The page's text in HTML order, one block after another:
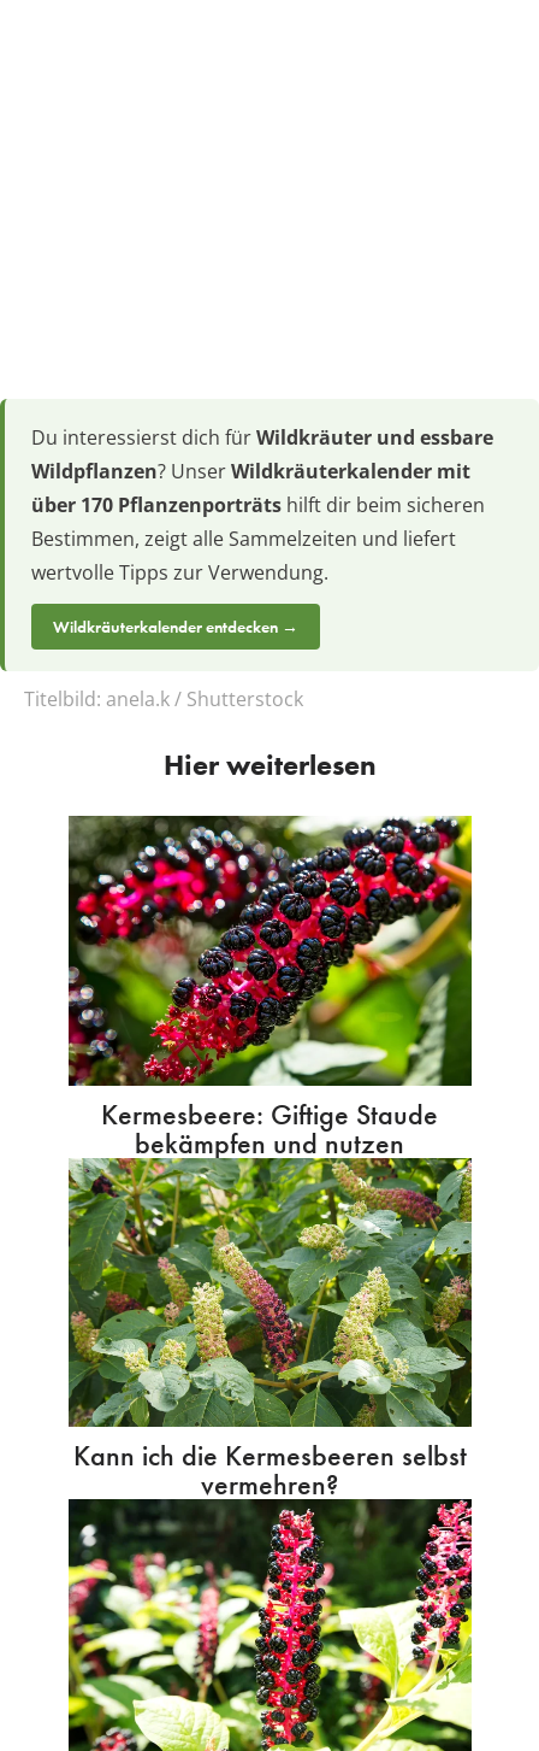
Du interessierst dich fürWildkräuter und essbare
Wildpflanzen? UnserWildkräuterkalender mit
über 170 Pflanzenporträts hilft dir beim sicheren
Bestimmen, zeigt alle Sammelzeiten und liefert
wertvolle Tipps zur Verwendung.
Wildkräuterkalender entdecken →
Titelbild: anela.k / Shutterstock
Hier weiterlesen
Kermesbeere: Giftige Staude
bekämpfen und nutzen
Kann ich die Kermesbeeren selbst
vermehren?